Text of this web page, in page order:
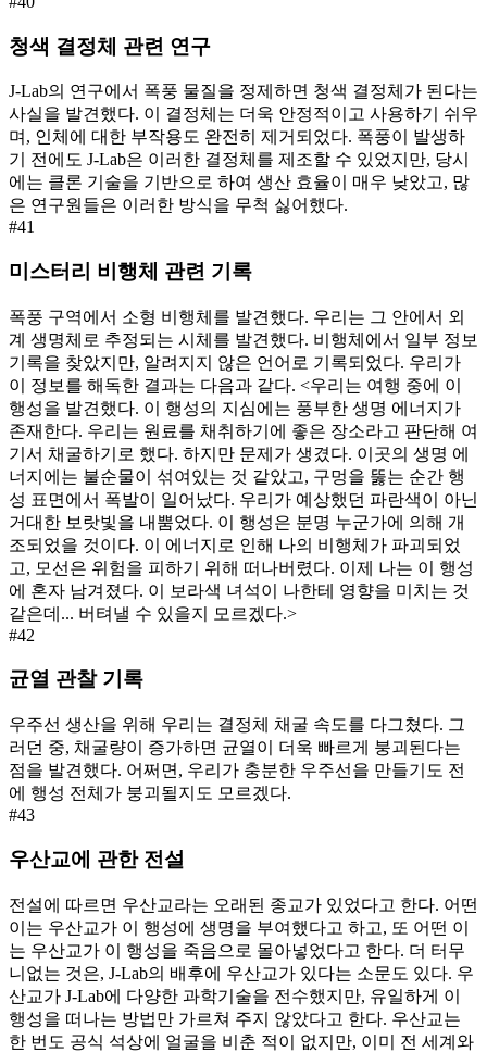
청색 결정체 관련 연구
J-Lab의 연구에서 폭풍 물질을 정제하면 청색 결정체가 된다는
사실을 발견했다. 이 결정체는 더욱 안정적이고 사용하기 쉬우
며, 인체에 대한 부작용도 완전히 제거되었다. 폭풍이 발생하
기 전에도 J-Lab은 이러한 결정체를 제조할 수 있었지만, 당시
에는 클론 기술을 기반으로 하여 생산 효율이 매우 낮았고, 많
은 연구원들은 이러한 방식을 무척 싫어했다.
#41
미스터리 비행체 관련 기록
폭풍 구역에서 소형 비행체를 발견했다. 우리는 그 안에서 외
계 생명체로 추정되는 시체를 발견했다. 비행체에서 일부 정보
기록을 찾았지만, 알려지지 않은 언어로 기록되었다. 우리가
이 정보를 해독한 결과는 다음과 같다. <우리는 여행 중에 이
행성을 발견했다. 이 행성의 지심에는 풍부한 생명 에너지가
존재한다. 우리는 원료를 채취하기에 좋은 장소라고 판단해 여
기서 채굴하기로 했다. 하지만 문제가 생겼다. 이곳의 생명 에
너지에는 불순물이 섞여있는 것 같았고, 구멍을 뚫는 순간 행
성 표면에서 폭발이 일어났다. 우리가 예상했던 파란색이 아닌
거대한 보랏빛을 내뿜었다. 이 행성은 분명 누군가에 의해 개
조되었을 것이다. 이 에너지로 인해 나의 비행체가 파괴되었
고, 모선은 위험을 피하기 위해 떠나버렸다. 이제 나는 이 행성
에 혼자 남겨졌다. 이 보라색 녀석이 나한테 영향을 미치는 것
같은데... 버텨낼 수 있을지 모르겠다.>
#42
균열 관찰 기록
우주선 생산을 위해 우리는 결정체 채굴 속도를 다그쳤다. 그
러던 중, 채굴량이 증가하면 균열이 더욱 빠르게 붕괴된다는
점을 발견했다. 어쩌면, 우리가 충분한 우주선을 만들기도 전
에 행성 전체가 붕괴될지도 모르겠다.
#43
우산교에 관한 전설
전설에 따르면 우산교라는 오래된 종교가 있었다고 한다. 어떤
이는 우산교가 이 행성에 생명을 부여했다고 하고, 또 어떤 이
는 우산교가 이 행성을 죽음으로 몰아넣었다고 한다. 더 터무
니없는 것은, J-Lab의 배후에 우산교가 있다는 소문도 있다. 우
산교가 J-Lab에 다양한 과학기술을 전수했지만, 유일하게 이
행성을 떠나는 방법만 가르쳐 주지 않았다고 한다. 우산교는
한 번도 공식 석상에 얼굴을 비춘 적이 없지만, 이미 전 세계와